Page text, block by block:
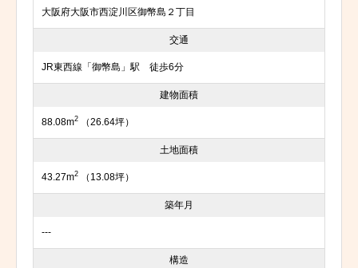
大阪府大阪市西淀川区御幣島２丁目
交通
JR東西線「御幣島」駅 徒歩6分
建物面積
88.08m2 （26.64坪）
土地面積
43.27m2 （13.08坪）
築年月
---
構造